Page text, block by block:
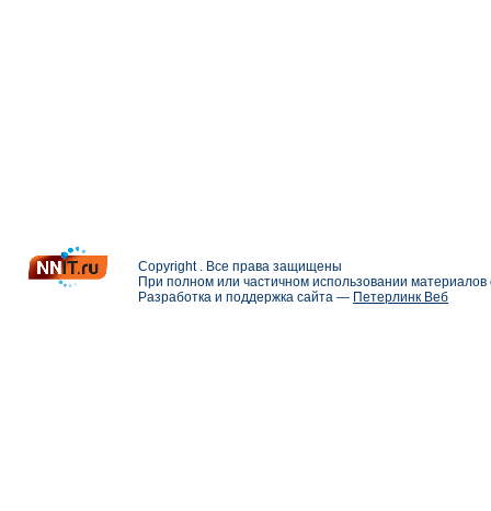
Copyright . Все права защищены
При полном или частичном использовании
Разработка и поддержка сайта — Петерлинк Веб